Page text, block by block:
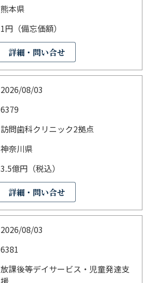
熊本県
1円（備忘価額）
詳細・問い合せ
2026/08/03
6379
訪問歯科クリニック2拠点
神奈川県
3.5億円（税込）
詳細・問い合せ
2026/08/03
6381
放課後等デイサービス・児童発達支